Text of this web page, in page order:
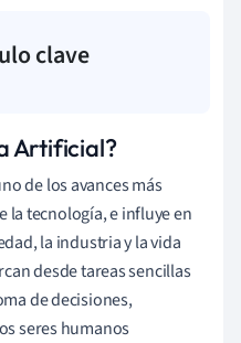
clave
Artificial?
de los avances más
la tecnología, e influye en
la industria y la vida
desde tareas sencillas
de decisiones,
seres humanos